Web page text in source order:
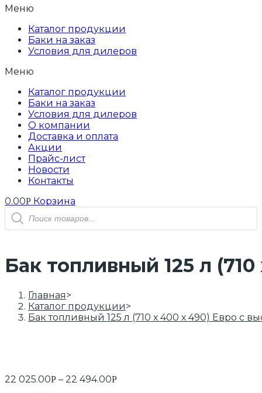
Меню
Каталог продукции
Баки на заказ
Условия для дилеров
Меню
Каталог продукции
Баки на заказ
Условия для дилеров
О компании
Доставка и оплата
Акции
Прайс-лист
Новости
Контакты
0.00Р Корзина
Поиск
товаров
Бак топливный 125 л
Главная>
Каталог продукции>
Бак топливный 125 л (710 х 400 х 490) Евро с
22 025.00Р – 22 494.00Р